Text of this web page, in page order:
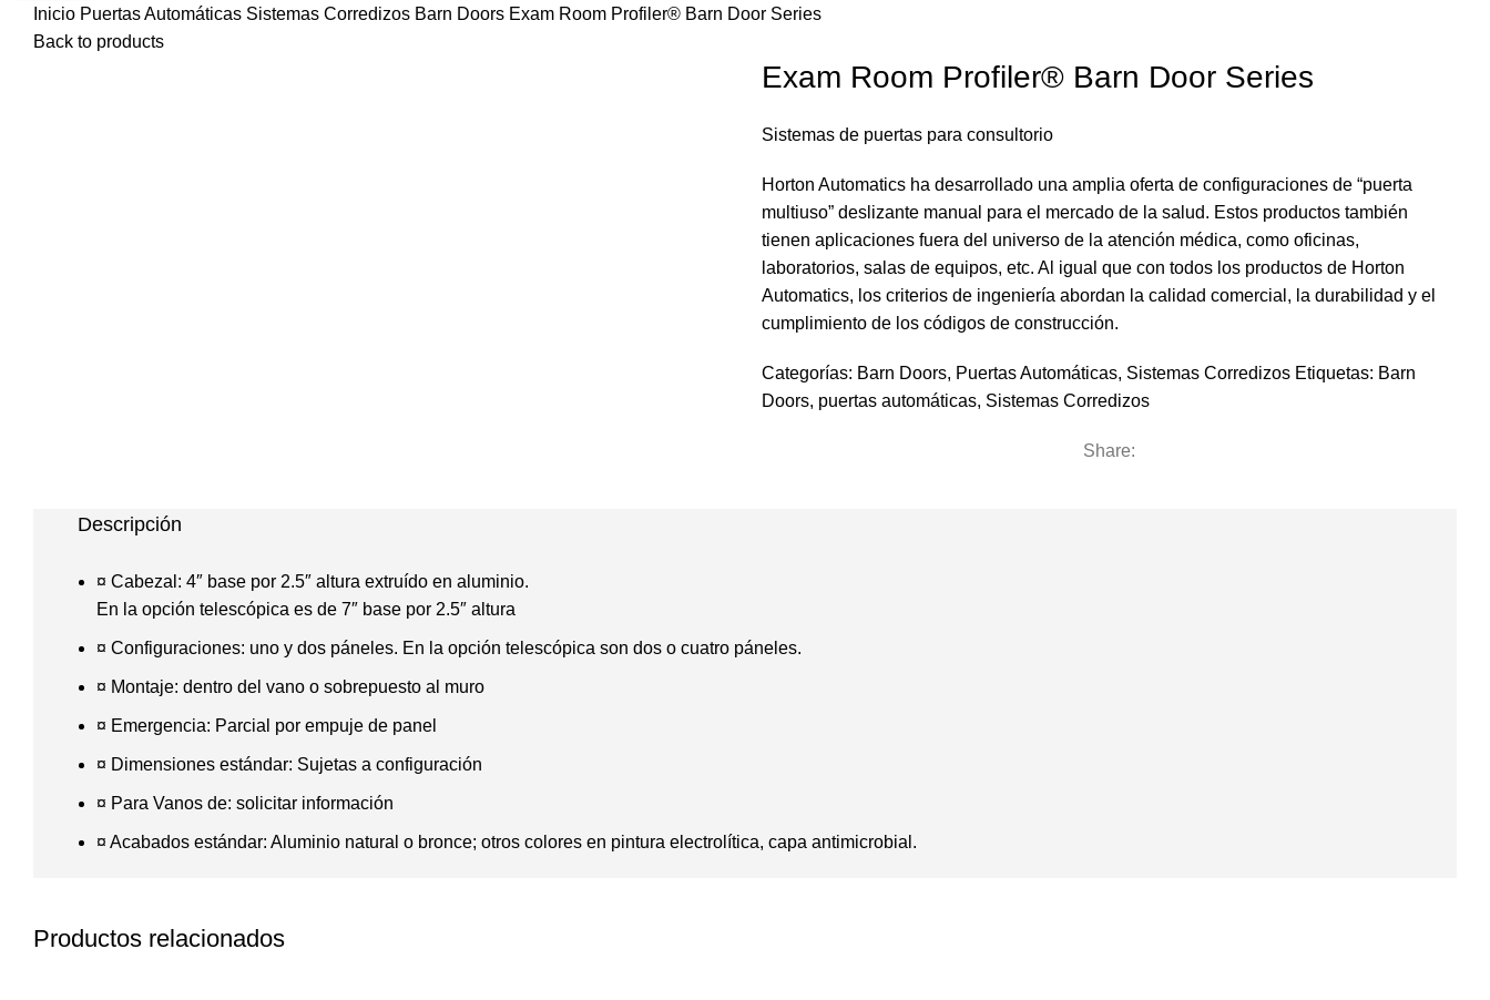
Inicio Puertas Automáticas Sistemas Corredizos Barn Doors Exam Room Profiler® Barn Door Series
Back to products
Exam Room Profiler® Barn Door Series
Sistemas de puertas para consultorio
Horton Automatics ha desarrollado una amplia oferta de configuraciones de “puerta
multiuso” deslizante manual para el mercado de la salud. Estos productos también
tienen aplicaciones fuera del universo de la atención médica, como oficinas,
laboratorios, salas de equipos, etc. Al igual que con todos los productos de Horton
Automatics, los criterios de ingeniería abordan la calidad comercial, la durabilidad y el
cumplimiento de los códigos de construcción.
Categorías: Barn Doors, Puertas Automáticas, Sistemas Corredizos Etiquetas: Barn
Doors, puertas automáticas, Sistemas Corredizos
Share:
Descripción
¤ Cabezal: 4″ base por 2.5″ altura extruído en aluminio.
En la opción telescópica es de 7″ base por 2.5″ altura
¤ Configuraciones: uno y dos páneles. En la opción telescópica son dos o cuatro páneles.
¤ Montaje: dentro del vano o sobrepuesto al muro
¤ Emergencia: Parcial por empuje de panel
¤ Dimensiones estándar: Sujetas a configuración
¤ Para Vanos de: solicitar información
¤ Acabados estándar: Aluminio natural o bronce; otros colores en pintura electrolítica, capa antimicrobial.
Productos relacionados